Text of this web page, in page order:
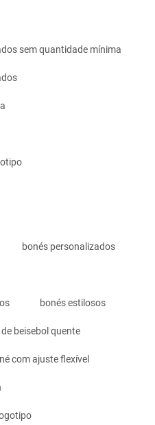
sem quantidade mínima
bonés personalizados
bonés estilosos
de beisebol quente
com ajuste flexível